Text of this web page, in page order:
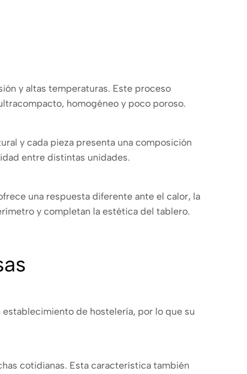
y altas temperaturas. Este proceso
homogéneo y poco poroso.
y cada pieza presenta una composición
entre distintas unidades.
una respuesta diferente ante el calor, la
y completan la estética del tablero.
de hostelería, por lo que su
cotidianas. Esta característica también